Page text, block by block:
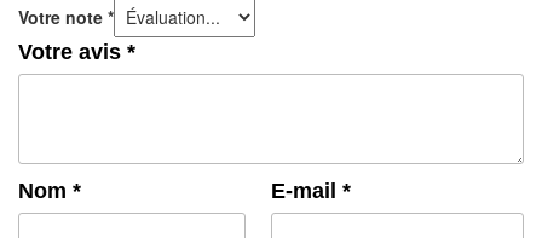
Votre note *
Votre avis *
Nom * E-mail *